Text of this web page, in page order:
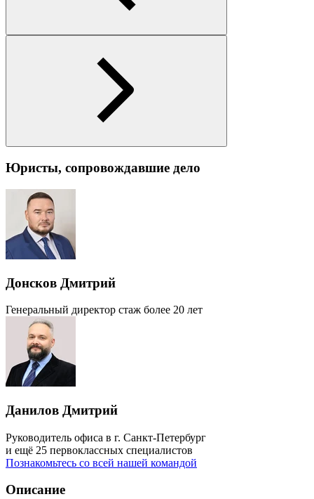
Юристы, сопровождавшие дело
Донсков Дмитрий
Генеральный директор стаж более 20 лет
Данилов Дмитрий
Руководитель офиса в г. Санкт-Петербург
и ещё 25 первоклассных специалистов
Познакомьтесь со всей нашей командой
Описание